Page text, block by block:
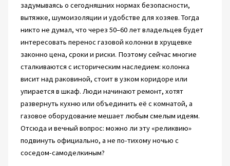
задумываясь о сегодняшних нормах безопасности,
вытяжке, шумоизоляции и удобстве для хозяев. Тогда
никто не думал, что через 50–60 лет владельцев будет
интересовать перенос газовой колонки в хрущевке
законно цена, сроки и риски. Поэтому сейчас многие
сталкиваются с историческим наследием: колонка
висит над раковиной, стоит в узком коридоре или
упирается в шкаф. Люди начинают ремонт, хотят
развернуть кухню или объединить её с комнатой, а
газовое оборудование мешает любым смелым идеям.
Отсюда и вечный вопрос: можно ли эту «реликвию»
подвинуть официально, а не по-тихому ночью с
соседом-самоделкиным?